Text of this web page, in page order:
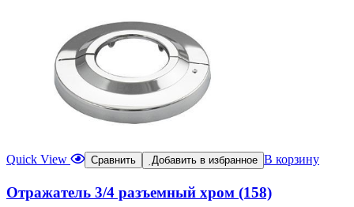
Quick View Сравнить Добавить в избранное В корзину
Отражатель 3/4 разъемный хром (158)